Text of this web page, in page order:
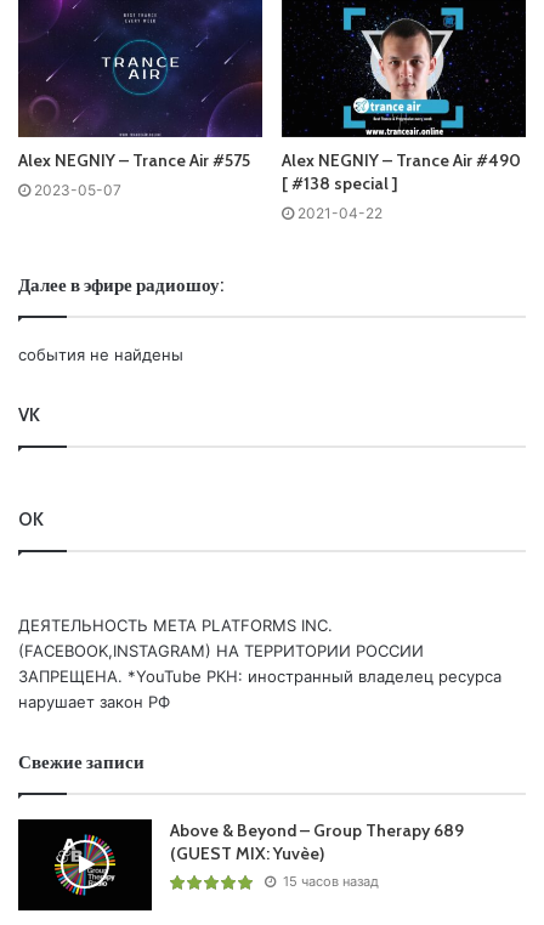
Ваша оценка: 4.88 votes)
Alex NEGNIY – Trance Air #575
2023-05-07
Alex NEGNIY – Trance Air #490
[ #138 special ]
2021-04-22
Далее в эфире радиошоу:
события не найдены
VK
OK
ДЕЯТЕЛЬНОСТЬ МЕТА PLATFORMS INC.
(FACEBOOK,INSTAGRAM) НА ТЕРРИТОРИИ РОССИИ
ЗАПРЕЩЕНА. *YouTube РКН: иностранный владелец ресурса
нарушает закон РФ
Свежие записи
Above & Beyond – Group Therapy 689
(GUEST MIX: Yuvèe)
15 часов назад